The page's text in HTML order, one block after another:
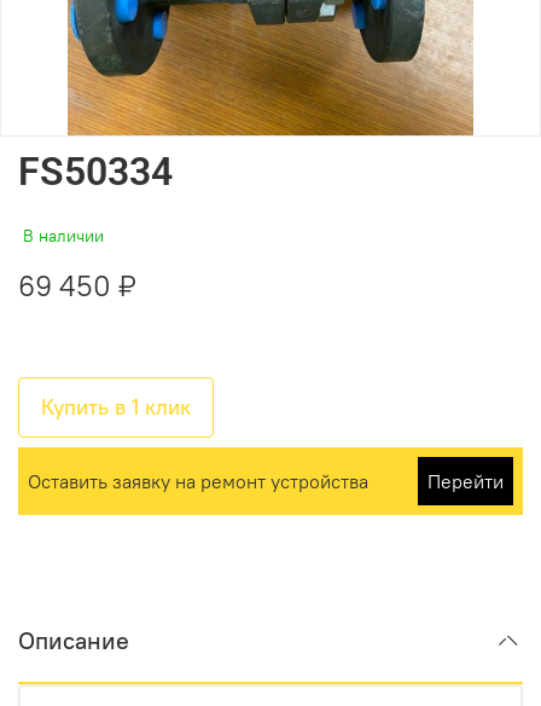
FS50334
В наличии
69 450 ₽
Купить в 1 клик
Оставить заявку на ремонт устройства Перейти
Описание